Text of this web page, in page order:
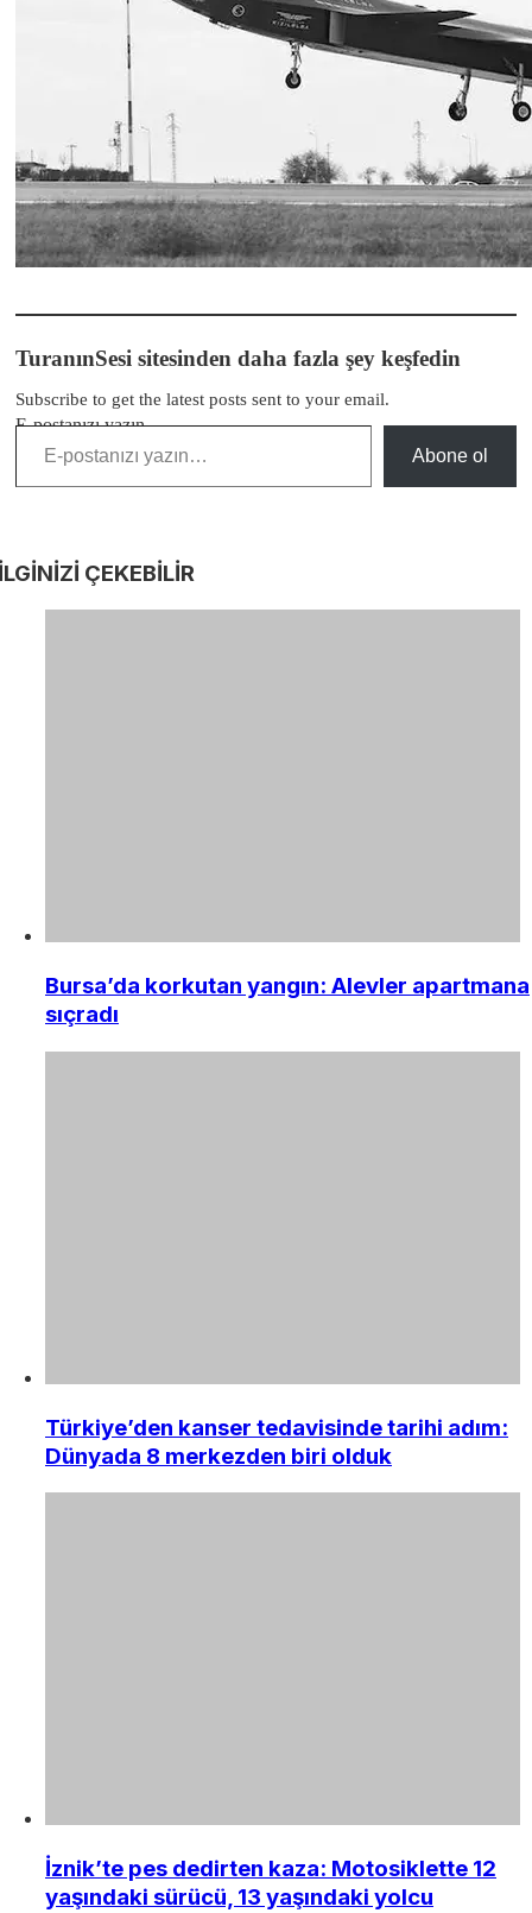
TuranınSesi sitesinden daha fazla şey keşfedin
Subscribe to get the latest posts sent to your email.
E-postanızı yazın…
Abone ol
ÇEKEBİLİR
Bursa’da korkutan yangın: Alevler apartmana
sıçradı
Türkiye’den kanser tedavisinde tarihi adım:
Dünyada 8 merkezden biri olduk
İznik’te pes dedirten kaza: Motosiklette 12
yaşındaki sürücü, 13 yaşındaki yolcu